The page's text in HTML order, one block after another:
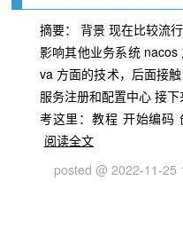
摘要： 背景 现在比较流
影响其他业务系统
va 方面的技术，后面接
服务注册和配置中心 接
考这里：教程 开始编码
阅读全文
posted @ 2022-11-25